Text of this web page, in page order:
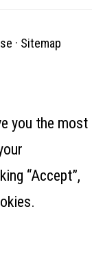
· Sitemap
you the most
“Accept”,